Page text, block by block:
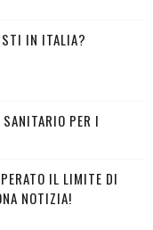
IN ITALIA?
SANITARIO PER I
IL LIMITE DI
NOTIZIA!